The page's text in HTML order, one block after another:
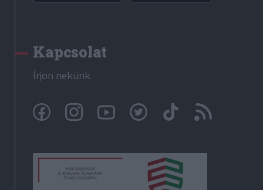
Kapcsolat
Írjon nekünk